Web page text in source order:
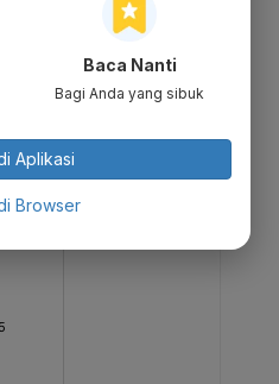
Baca Nanti
Bagi Anda yang sibuk
Aplikasi
Browser